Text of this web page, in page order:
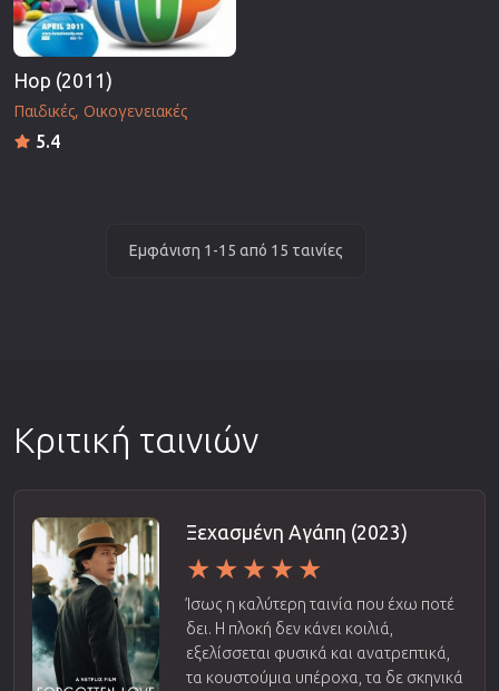
Hop (2011)
Παιδικές Οικογενειακές
5.4
Εμφάνιση 1-15 από 15 ταινίες
Κριτική ταινιών
Ξεχασμένη Αγάπη (2023)
Ίσως η καλύτερη ταινία που έχω ποτέ
δει. Η πλοκή δεν κάνει κοιλιά,
εξελίσσεται φυσικά και ανατρεπτικά,
τα κουστούμια υπέροχα, τα δε σκηνικά